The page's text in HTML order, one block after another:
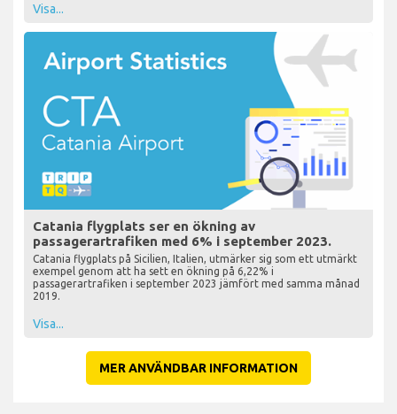
Visa...
Catania flygplats ser en ökning av
passagerartrafiken med 6% i september 2023.
Catania flygplats på Sicilien, Italien, utmärker sig som ett utmärkt
exempel genom att ha sett en ökning på 6,22% i
passagerartrafiken i september 2023 jämfört med samma månad
2019.
Visa...
MER ANVÄNDBAR INFORMATION